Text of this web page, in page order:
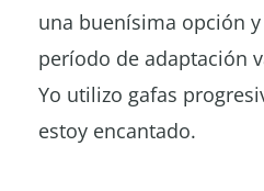
una buenísima opción
período de adaptación
Yo utilizo gafas
estoy encantado.